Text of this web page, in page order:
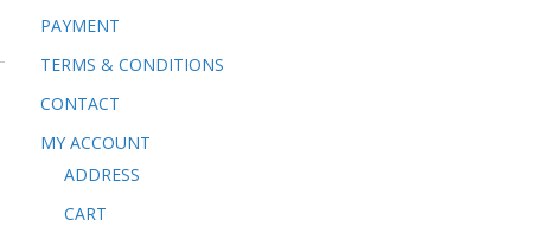
PAYMENT
TERMS & CONDITIONS
CONTACT
MY ACCOUNT
ADDRESS
CART